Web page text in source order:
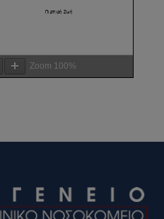
Zoom 100%